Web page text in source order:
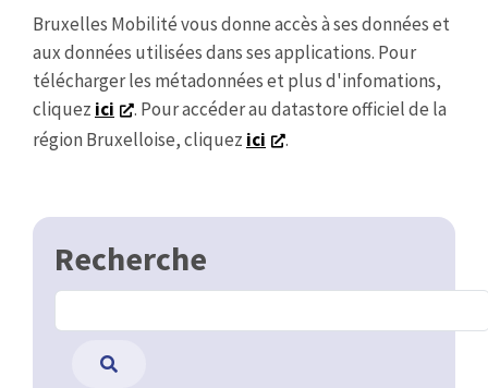
Bruxelles Mobilité vous donne accès à ses données et
aux données utilisées dans ses applications. Pour
télécharger les métadonnées et plus d'infomations,
cliquez ici
. Pour accéder au datastore officiel de la
région Bruxelloise, cliquez ici .
Recherche